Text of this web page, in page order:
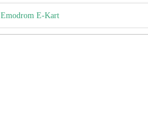
Emodrom E-Kart